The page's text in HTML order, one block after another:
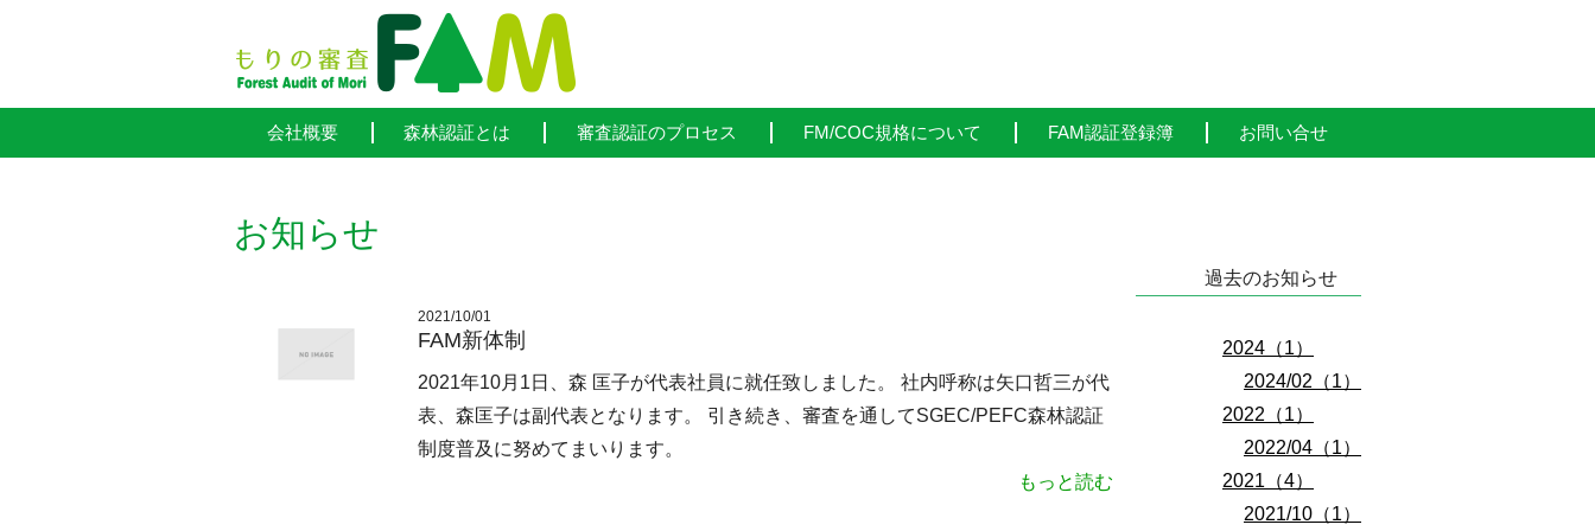
会社概要 森林認証とは 審査認証のプロセス FM/COC規格について FAM認証登録簿 お問い合せ
お知らせ
2021/10/01
FAM新体制
2021年10月1日、森 匡子が代表社員に就任致しました。 社内呼称は矢口哲三が代
表、森匡子は副代表となります。 引き続き、審査を通してSGEC/PEFC森林認証
制度普及に努めてまいります。
もっと読む
過去のお知らせ
2024（1）
2024/02（1）
2022（1）
2022/04（1）
2021（4）
2021/10（1）